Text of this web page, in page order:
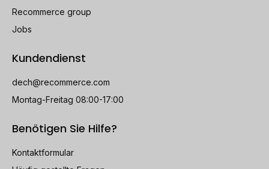
Recommerce group
Jobs
Kundendienst
dech@recommerce.com
Montag-Freitag 08:00-17:00
Benötigen Sie Hilfe?
Kontaktformular